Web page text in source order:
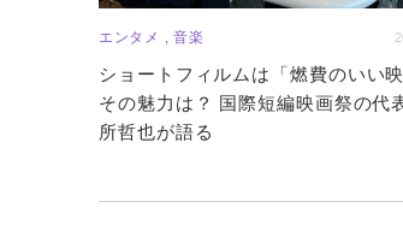
エンタメ , 音楽
ショートフィルムは「燃費のいい映
その魅力は？ 国際短編映画祭の代
所哲也が語る